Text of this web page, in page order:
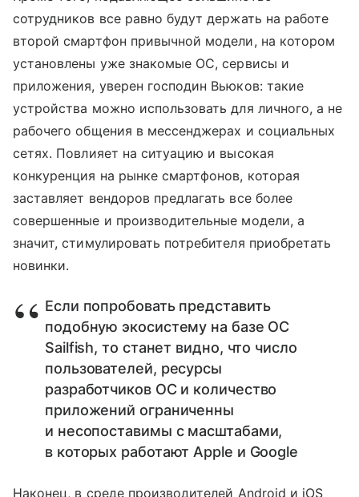
сотрудников все равно будут держать на работе
второй смартфон привычной модели, на котором
установлены уже знакомые ОС, сервисы и
приложения, уверен господин Вьюков: такие
устройства можно использовать для личного, а не
рабочего общения в мессенджерах и социальных
сетях. Повлияет на ситуацию и высокая
конкуренция на рынке смартфонов, которая
заставляет вендоров предлагать все более
совершенные и производительные модели, а
значит, стимулировать потребителя приобретать
новинки.
Если попробовать представить
подобную экосистему на базе ОС
Sailfish, то станет видно, что число
пользователей, ресурсы
разработчиков ОС и количество
приложений ограниченны
и несопоставимы с масштабами,
в которых работают Apple и Google
Наконец, в среде производителей Android и iOS